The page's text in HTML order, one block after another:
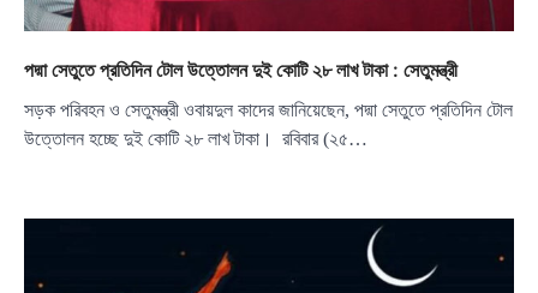
পদ্মা সেতুতে প্রতিদিন টোল উত্তোলন দুই কোটি ২৮ লাখ টাকা : সেতুমন্ত্রী
সড়ক পরিবহন ও সেতুমন্ত্রী ওবায়দুল কাদের জানিয়েছেন, পদ্মা সেতুতে প্রতিদিন টোল
উত্তোলন হচ্ছে দুই কোটি ২৮ লাখ টাকা। রবিবার (২৫…